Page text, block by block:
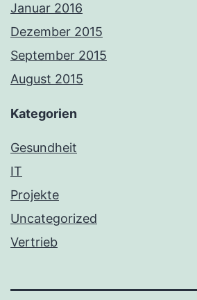
Januar 2016
Dezember 2015
September 2015
August 2015
Kategorien
Gesundheit
IT
Projekte
Uncategorized
Vertrieb